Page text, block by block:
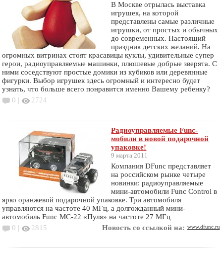
В Москве отрылась выставка
игрушек, на которой
представлены самые различные
игрушки, от простых и обычных
до современных. Настоящий
праздник детских желаний. На
огромных витринах стоят красавицы куклы, удивительные супер
герои, радиоуправляемые машинки, плюшевые добрые зверята. С
ними соседствуют простые домики из кубиков или деревянные
фигурки. Выбор игрушек здесь огромный и интересно будет
узнать, что больше всего понравится именно Вашему ребенку?
0 |
2724
Радиоуправляемые Func-
мобили в новой подарочной
упаковке!
9 марта 2011
Компания DFunc представляет
на российском рынке четыре
новинки: радиоуправляемые
мини-автомобили Func Control в
ярко оранжевой подарочной упаковке. Три автомобиля
управляются на частоте 40 МГц, а долгожданный мини-
автомобиль Func MC-22 «Пуля» на частоте 27 МГц
0 |
2815 Новость со ссылкой на: www.dfunc.ru